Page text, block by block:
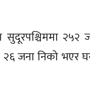
२५२
जना निको भएर